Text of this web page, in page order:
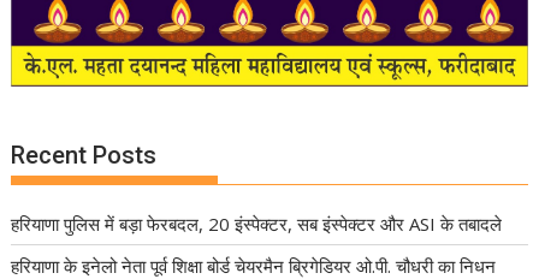
Recent Posts
हरियाणा पुलिस में बड़ा फेरबदल, 20 इंस्पेक्टर, सब इंस्पेक्टर और ASI के तबादले
हरियाणा के इनेलो नेता पूर्व शिक्षा बोर्ड चेयरमैन ब्रिगेडियर ओ.पी. चौधरी का निधन